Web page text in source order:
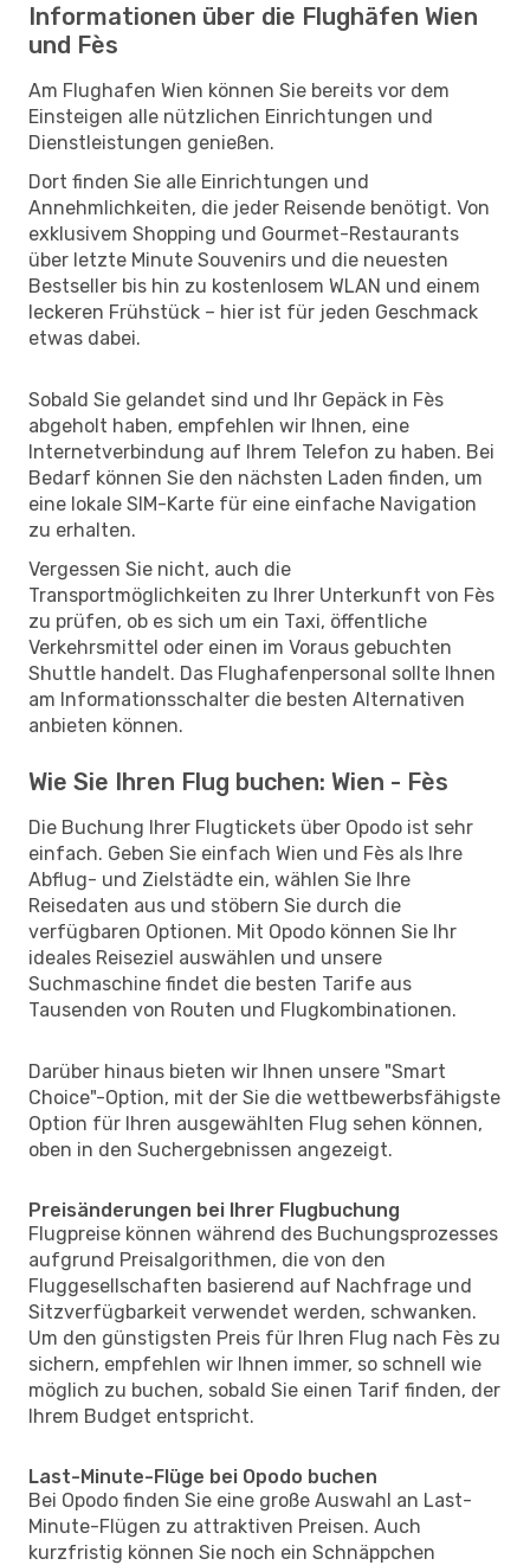
Informationen über die Flughäfen Wien
und Fès
Am Flughafen Wien können Sie bereits vor dem
Einsteigen alle nützlichen Einrichtungen und
Dienstleistungen genießen.
Dort finden Sie alle Einrichtungen und
Annehmlichkeiten, die jeder Reisende benötigt. Von
exklusivem Shopping und Gourmet-Restaurants
über letzte Minute Souvenirs und die neuesten
Bestseller bis hin zu kostenlosem WLAN und einem
leckeren Frühstück – hier ist für jeden Geschmack
etwas dabei.
Sobald Sie gelandet sind und Ihr Gepäck in Fès
abgeholt haben, empfehlen wir Ihnen, eine
Internetverbindung auf Ihrem Telefon zu haben. Bei
Bedarf können Sie den nächsten Laden finden, um
eine lokale SIM-Karte für eine einfache Navigation
zu erhalten.
Vergessen Sie nicht, auch die
Transportmöglichkeiten zu Ihrer Unterkunft von Fès
zu prüfen, ob es sich um ein Taxi, öffentliche
Verkehrsmittel oder einen im Voraus gebuchten
Shuttle handelt. Das Flughafenpersonal sollte Ihnen
am Informationsschalter die besten Alternativen
anbieten können.
Wie Sie Ihren Flug buchen: Wien - Fès
Die Buchung Ihrer Flugtickets über Opodo ist sehr
einfach. Geben Sie einfach Wien und Fès als Ihre
Abflug- und Zielstädte ein, wählen Sie Ihre
Reisedaten aus und stöbern Sie durch die
verfügbaren Optionen. Mit Opodo können Sie Ihr
ideales Reiseziel auswählen und unsere
Suchmaschine findet die besten Tarife aus
Tausenden von Routen und Flugkombinationen.
Darüber hinaus bieten wir Ihnen unsere "Smart
Choice"-Option, mit der Sie die wettbewerbsfähigste
Option für Ihren ausgewählten Flug sehen können,
oben in den Suchergebnissen angezeigt.
Preisänderungen bei Ihrer Flugbuchung
Flugpreise können während des Buchungsprozesses
aufgrund Preisalgorithmen, die von den
Fluggesellschaften basierend auf Nachfrage und
Sitzverfügbarkeit verwendet werden, schwanken.
Um den günstigsten Preis für Ihren Flug nach Fès zu
sichern, empfehlen wir Ihnen immer, so schnell wie
möglich zu buchen, sobald Sie einen Tarif finden, der
Ihrem Budget entspricht.
Last-Minute-Flüge bei Opodo buchen
Bei Opodo finden Sie eine große Auswahl an Last-
Minute-Flügen zu attraktiven Preisen. Auch
kurzfristig können Sie noch ein Schnäppchen